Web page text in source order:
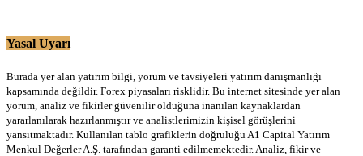
Yasal Uyarı
Burada yer alan yatırım bilgi, yorum ve tavsiyeleri yatırım danışmanlığı
kapsamında değildir. Forex piyasaları risklidir. Bu internet sitesinde yer alan
yorum, analiz ve fikirler güvenilir olduğuna inanılan kaynaklardan
yararlanılarak hazırlanmıştır ve analistlerimizin kişisel görüşlerini
yansıtmaktadır. Kullanılan tablo grafiklerin doğruluğu A1 Capital Yatırım
Menkul Değerler A.Ş. tarafından garanti edilmemektedir. Analiz, fikir ve